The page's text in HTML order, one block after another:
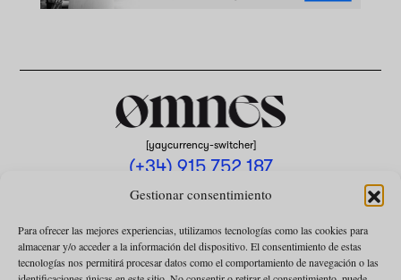
Gestionar consentimiento
Para ofrecer las mejores experiencias, utilizamos tecnologías como las cookies para
almacenar y/o acceder a la información del dispositivo. El consentimiento de estas
tecnologías nos permitirá procesar datos como el comportamiento de navegación o las
[yaycurrency-switcher]
(+34) 915 752 187
omnes@omnesmag.com